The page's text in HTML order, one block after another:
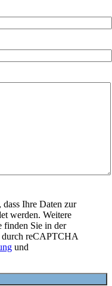
dass Ihre Daten zur
werden. Weitere
finden Sie in der
durch reCAPTCHA
und